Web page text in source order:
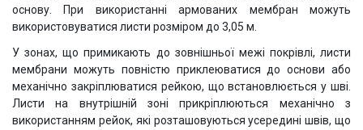
основу. При використанні армованих мембран можуть
використовуватися листи розміром до 3,05 м.
У зонах, що примикають до зовнішньої межі покрівлі, листи
мембрани можуть повністю приклеюватися до основи або
механічно закріплюватися рейкою, що встановлюється у шві.
Листи на внутрішній зоні прикріплюються механічно з
використанням рейок, які розташовуються усередині швів, що